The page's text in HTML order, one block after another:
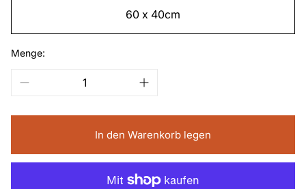
60 x 40cm
Menge:
In den Warenkorb legen